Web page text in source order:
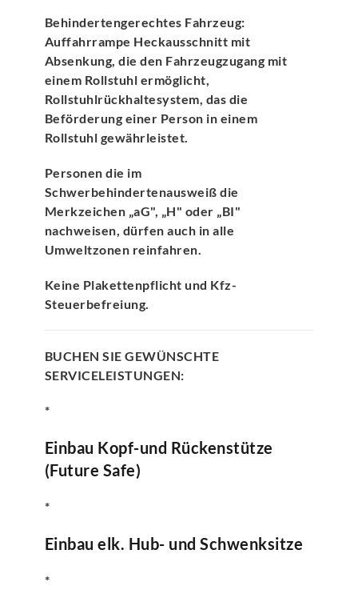
Behindertengerechtes Fahrzeug:
Auffahrrampe Heckausschnitt mit
Absenkung, die den Fahrzeugzugang mit
einem Rollstuhl ermöglicht,
Rollstuhlrückhaltesystem, das die
Beförderung einer Person in einem
Rollstuhl gewährleistet.
Personen die im
Schwerbehindertenausweiß die
Merkzeichen „aG", „H" oder „BI"
nachweisen, dürfen auch in alle
Umweltzonen reinfahren.
Keine Plakettenpflicht und Kfz-
Steuerbefreiung.
BUCHEN SIE GEWÜNSCHTE
SERVICELEISTUNGEN:
*
Einbau Kopf-und Rückenstütze
(Future Safe)
*
Einbau elk. Hub- und Schwenksitze
*